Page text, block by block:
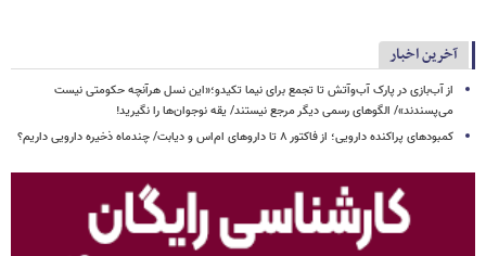
آخرین اخبار
از آب‌بازی در پارک آب‌وآتش تا تجمع برای نیما تکیدو؛«این نسل هرآنچه حکومتی نیست
می‌پسندند»/ الگوهای رسمی دیگر مرجع نیستند/ یقه نوجوان‌ها را نگیرید!
کمبودهای پراکنده دارویی؛ از فاکتور ۸ تا داروهای ام‌اس و دیابت/ چندماه ذخیره دارویی داریم؟